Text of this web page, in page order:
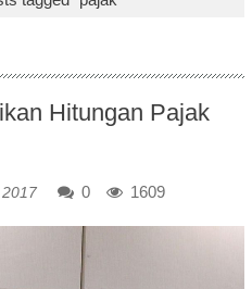
Hitungan Pajak
0 1609